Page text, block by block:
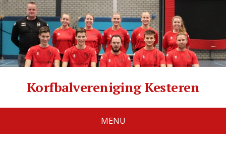
Korfbalvereniging Kesteren
MENU